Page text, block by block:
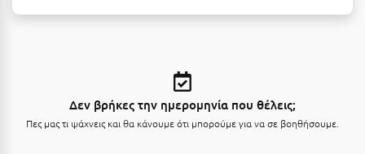
Δεν βρήκες την ημερομηνία που θέλεις;
Πες μας τι ψάχνεις και θα κάνουμε ότι μπορούμε για να σε βοηθήσουμε.